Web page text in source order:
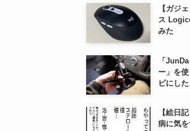
【ガジ
ス
みた
「
ー」を
ビにした
【絵日
病に気